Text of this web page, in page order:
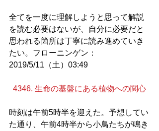
全てを一度に理解しようと思って解説
を読む必要はないが、自分に必要だと
思われる箇所は丁寧に読み進めていき
たい。フローニンゲン：
2019/5/11（土）03:49
4346. 生命の基盤にある植物への関心
時刻は午前5時半を迎えた。予想してい
た通り、午前4時半から小鳥たちが鳴き